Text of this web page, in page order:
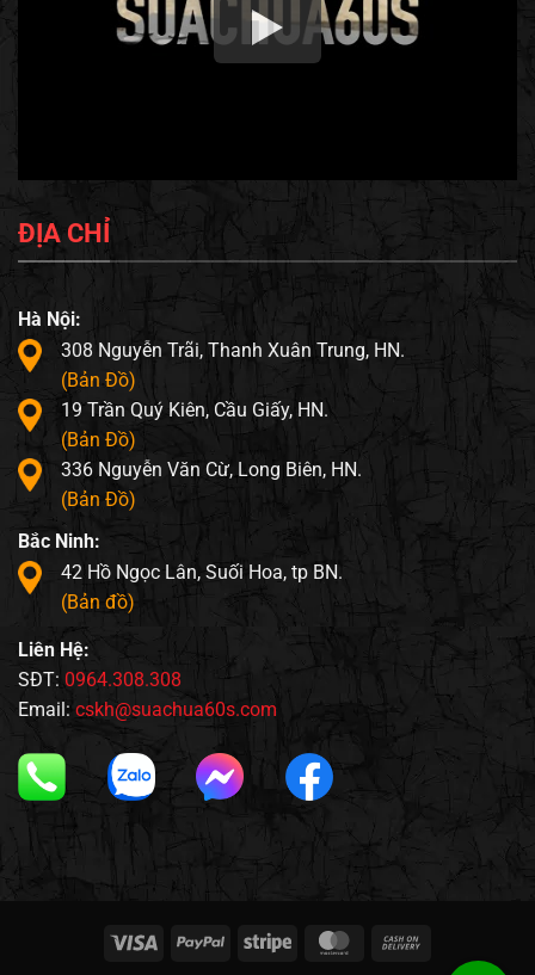
ĐỊA CHỈ
Hà Nội:
308 Nguyễn Trãi, Thanh Xuân Trung, HN.
(Bản Đồ)
19 Trần Quý Kiên, Cầu Giấy, HN.
(Bản Đồ)
336 Nguyễn Văn Cừ, Long Biên, HN.
(Bản Đồ)
Bắc Ninh:
42 Hồ Ngọc Lân, Suối Hoa, tp BN.
(Bản đồ)
Liên Hệ:
SĐT: 0964.308.308
Email: cskh@suachua60s.com
Visa PayPal Stripe MasterCard